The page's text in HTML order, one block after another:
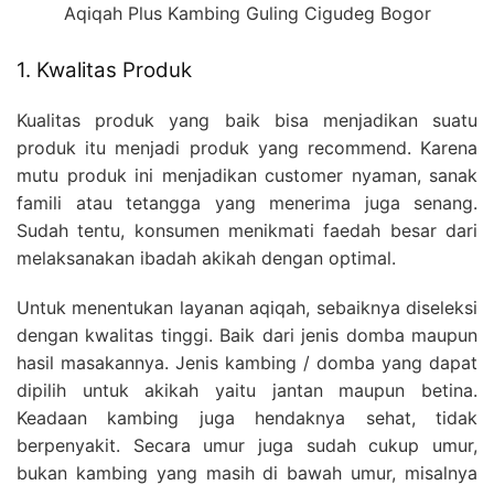
Aqiqah Plus Kambing Guling Cigudeg Bogor
1. Kwalitas Produk
Kualitas produk yang baik bisa menjadikan suatu
produk itu menjadi produk yang recommend. Karena
mutu produk ini menjadikan customer nyaman, sanak
famili atau tetangga yang menerima juga senang.
Sudah tentu, konsumen menikmati faedah besar dari
melaksanakan ibadah akikah dengan optimal.
Untuk menentukan layanan aqiqah, sebaiknya diseleksi
dengan kwalitas tinggi. Baik dari jenis domba maupun
hasil masakannya. Jenis kambing / domba yang dapat
dipilih untuk akikah yaitu jantan maupun betina.
Keadaan kambing juga hendaknya sehat, tidak
berpenyakit. Secara umur juga sudah cukup umur,
bukan kambing yang masih di bawah umur, misalnya